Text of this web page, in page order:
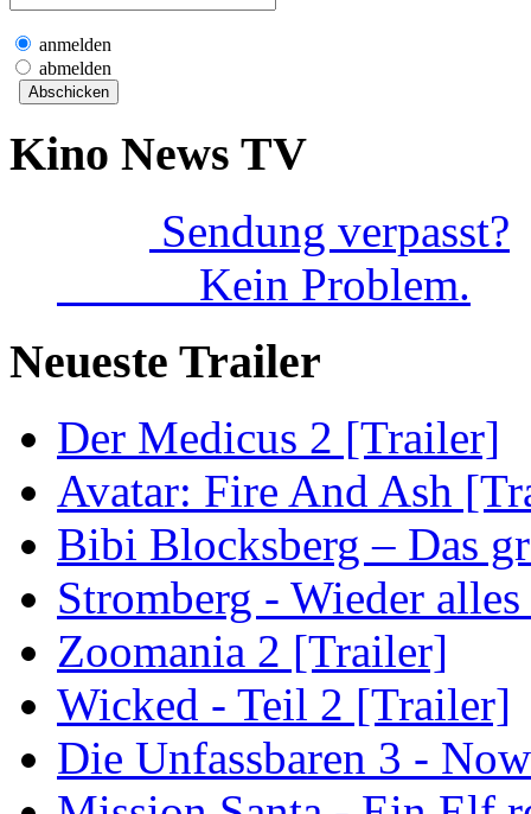
anmelden
abmelden
Kino News TV
Sendung verpasst?
Kein Problem.
Neueste Trailer
Der Medicus 2 [Trailer]
Avatar: Fire And Ash
Bibi Blocksberg – Das
Stromberg - Wieder
Zoomania 2 [Trailer]
Wicked - Teil 2 [Trailer]
Die Unfassbaren 3 -